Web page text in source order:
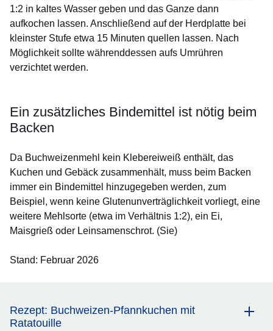
1:2 in kaltes Wasser geben und das Ganze dann
aufkochen lassen. Anschließend auf der Herdplatte bei
kleinster Stufe etwa 15 Minuten quellen lassen. Nach
Möglichkeit sollte währenddessen aufs Umrühren
verzichtet werden.
Ein zusätzliches Bindemittel ist nötig beim
Backen
Da Buchweizenmehl kein Klebereiweiß enthält, das
Kuchen und Gebäck zusammenhält, muss beim Backen
immer ein Bindemittel hinzugegeben werden, zum
Beispiel, wenn keine Glutenunverträglichkeit vorliegt, eine
weitere Mehlsorte (etwa im Verhältnis 1:2), ein Ei,
Maisgrieß oder Leinsamenschrot. (Sie)
Stand: Februar 2026
Rezept: Buchweizen-Pfannkuchen mit
Ratatouille